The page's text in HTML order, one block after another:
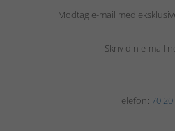
Modtag e-mail med
Skriv din e-mail
Telefon: 70